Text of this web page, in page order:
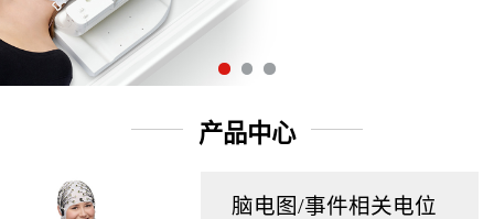
产品中心
脑电图/事件相关电位